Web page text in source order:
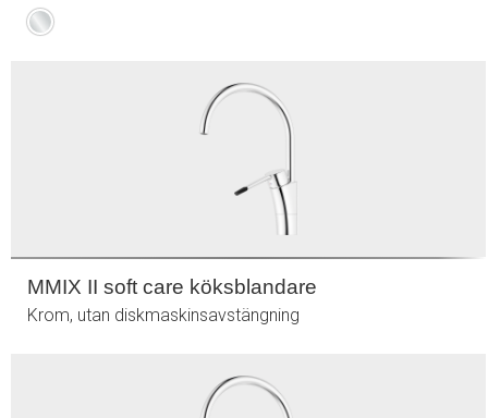
Krom
MMIX II soft care köksblandare
Krom, utan diskmaskinsavstängning